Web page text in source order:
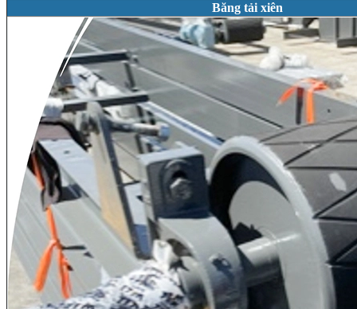
Băng tải xiên